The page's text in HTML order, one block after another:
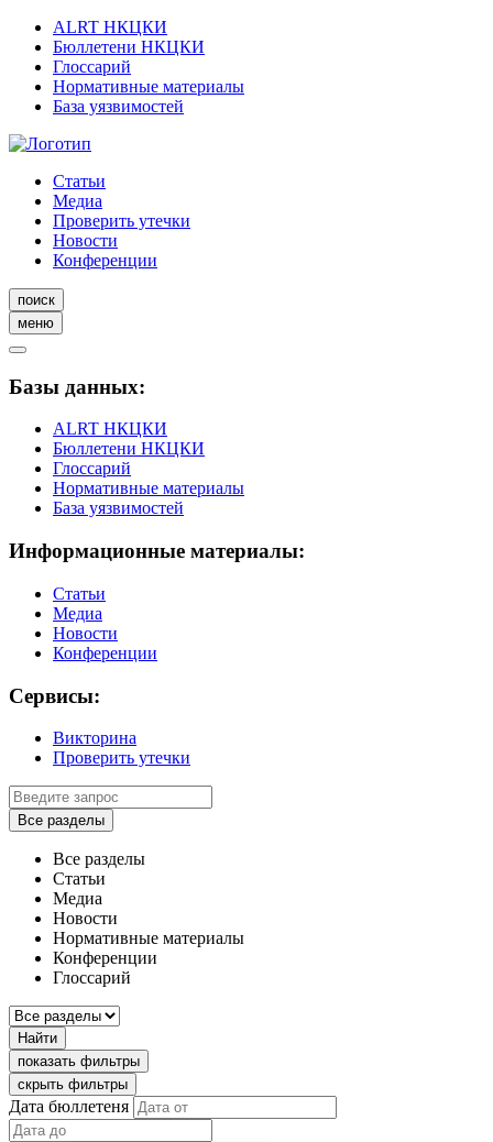
ALRT НКЦКИ
Бюллетени НКЦКИ
Глоссарий
Нормативные материалы
База уязвимостей
Статьи
Медиа
Проверить утечки
Новости
Конференции
поиск
меню
Базы данных:
ALRT НКЦКИ
Бюллетени НКЦКИ
Глоссарий
Нормативные материалы
База уязвимостей
Информационные материалы:
Статьи
Медиа
Новости
Конференции
Сервисы:
Викторина
Проверить утечки
Все разделы
Все разделы
Статьи
Медиа
Новости
Нормативные материалы
Конференции
Глоссарий
Найти
показать фильтры
скрыть фильтры
Дата бюллетеня